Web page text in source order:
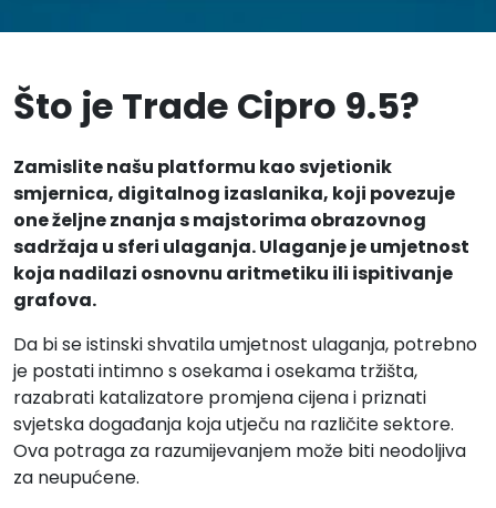
Što je Trade Cipro 9.5?
Zamislite našu platformu kao svjetionik
smjernica, digitalnog izaslanika, koji povezuje
one željne znanja s majstorima obrazovnog
sadržaja u sferi ulaganja. Ulaganje je umjetnost
koja nadilazi osnovnu aritmetiku ili ispitivanje
grafova.
Da bi se istinski shvatila umjetnost ulaganja, potrebno
je postati intimno s osekama i osekama tržišta,
razabrati katalizatore promjena cijena i priznati
svjetska događanja koja utječu na različite sektore.
Ova potraga za razumijevanjem može biti neodoljiva
za neupućene.